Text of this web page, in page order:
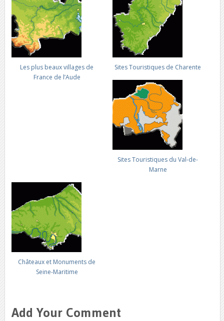
Les plus beaux villages de
France de l’Aude
Sites Touristiques de Charente
Sites Touristiques du Val-de-
Marne
Châteaux et Monuments de
Seine-Maritime
Add Your Comment